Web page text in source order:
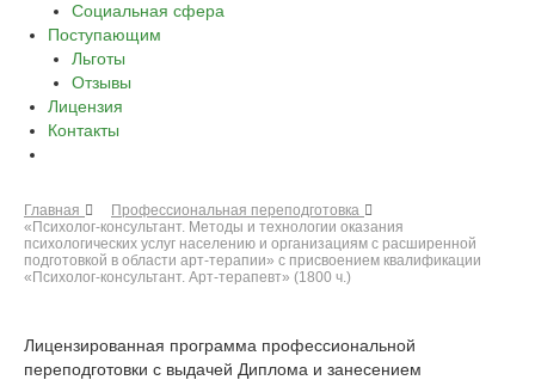
Социальная сфера
Поступающим
Льготы
Отзывы
Лицензия
Контакты
Главная
Профессиональная переподготовка
«Психолог-консультант. Методы и технологии оказания
психологических услуг населению и организациям с расширенной
подготовкой в области арт-терапии» с присвоением квалификации
«Психолог-консультант. Арт-терапевт» (1800 ч.)
Лицензированная программа профессиональной
переподготовки с выдачей Диплома и занесением